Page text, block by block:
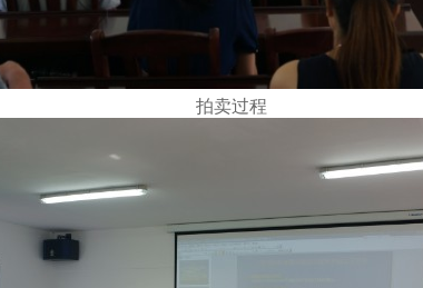
拍卖过程